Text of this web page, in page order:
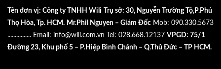
Tên đơn vị: Công ty TNHH Wili Trụ sở: 30, Nguyễn Trường Tộ,P.Phú
Thọ Hòa, Tp. HCM. Mr.Phil Nguyen – Giám Đốc Mob: 090.330.5673
................ Email: info@wili.com.vn Tel: 028.668.12137 VPGD: 75/1
Đường 23, Khu phố 5 – P.Hiệp Bình Chánh – Q.Thủ Đức – TP HCM.